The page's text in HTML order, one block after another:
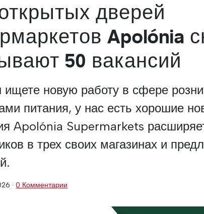
дверей
Apolónia
50 вакансий
новую работу в сфере
питания, у нас есть хорошие
Apolónia Supermarkets
в трех своих магазинах и
·0 Комментарии